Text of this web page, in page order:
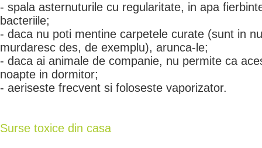
- spala asternuturile cu regularitate, in apa
bacteriile;
- daca nu poti mentine carpetele curate (sunt in
murdaresc des, de exemplu), arunca-le;
- daca ai animale de companie, nu permite ca
noapte in dormitor;
- aeriseste frecvent si foloseste vaporizator.
Surse toxice din casa